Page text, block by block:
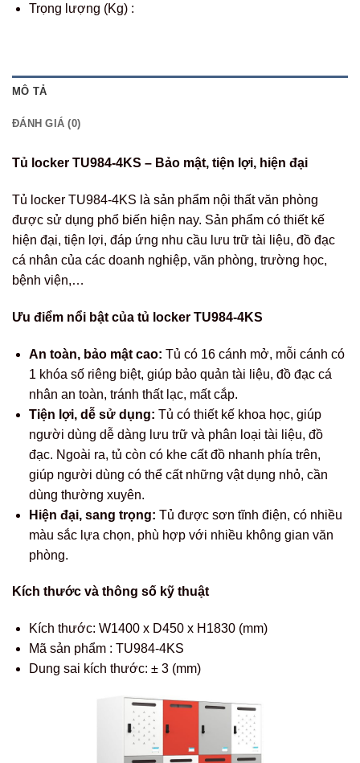
Trọng lượng (Kg) :
MÔ TẢ
ĐÁNH GIÁ (0)
Tủ locker TU984-4KS – Bảo mật, tiện lợi, hiện đại
Tủ locker TU984-4KS là sản phẩm nội thất văn phòng
được sử dụng phổ biến hiện nay. Sản phẩm có thiết kế
hiện đại, tiện lợi, đáp ứng nhu cầu lưu trữ tài liệu, đồ đạc
cá nhân của các doanh nghiệp, văn phòng, trường học,
bệnh viện,…
Ưu điểm nổi bật của tủ locker TU984-4KS
An toàn, bảo mật cao: Tủ có 16 cánh mở, mỗi cánh có
1 khóa số riêng biệt, giúp bảo quản tài liệu, đồ đạc cá
nhân an toàn, tránh thất lạc, mất cắp.
Tiện lợi, dễ sử dụng: Tủ có thiết kế khoa học, giúp
người dùng dễ dàng lưu trữ và phân loại tài liệu, đồ
đạc. Ngoài ra, tủ còn có khe cất đồ nhanh phía trên,
giúp người dùng có thể cất những vật dụng nhỏ, cần
dùng thường xuyên.
Hiện đại, sang trọng: Tủ được sơn tĩnh điện, có nhiều
màu sắc lựa chọn, phù hợp với nhiều không gian văn
phòng.
Kích thước và thông số kỹ thuật
Kích thước: W1400 x D450 x H1830 (mm)
Mã sản phẩm : TU984-4KS
Dung sai kích thước: ± 3 (mm)